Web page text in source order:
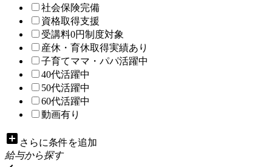
社会保険完備
資格取得支援
受講料0円制度対象
産休・育休取得実績あり
子育てママ・パパ活躍中
40代活躍中
50代活躍中
60代活躍中
動画有り
add_box さらに条件を追加
給与から探す